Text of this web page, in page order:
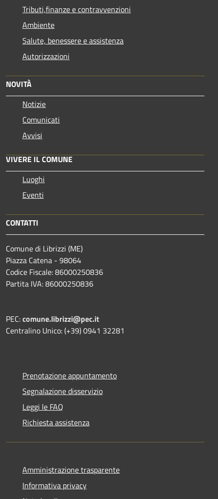
Tributi,finanze e contravvenzioni
Ambiente
Salute, benessere e assistenza
Autorizzazioni
NOVITÀ
Notizie
Comunicati
Avvisi
VIVERE IL COMUNE
Luoghi
Eventi
CONTATTI
Comune di Librizzi (ME)
Piazza Catena - 98064
Codice Fiscale: 86000250836
Partita IVA: 86000250836
PEC:comune.librizzi@pec.it
Centralino Unico: (+39) 0941 32281
Prenotazione appuntamento
Segnalazione disservizio
Leggi le FAQ
Richiesta assistenza
Amministrazione trasparente
Informativa privacy